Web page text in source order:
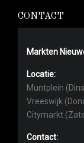
CONTACT
Markten
Locatie:
Muntplein
Vreeswijk
Citymarkt
Contact: